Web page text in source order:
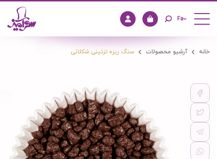
Fa
خانه آرشیو محصولات سنگ ریزه تزئینی شکلاتی